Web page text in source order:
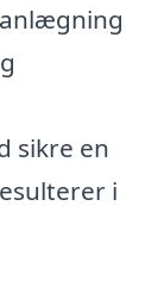
sikre en
i